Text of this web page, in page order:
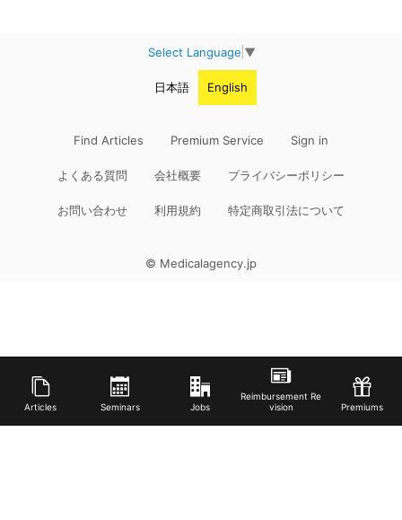
Articles Seminars Jobs
Reimbursement Re
vision
Premiums
Select Language ▼
日本語 English
Find Articles Premium Service Sign in
よくある質問 会社概要 プライバシーポリシー
お問い合わせ 利用規約 特定商取引法について
© Medicalagency.jp